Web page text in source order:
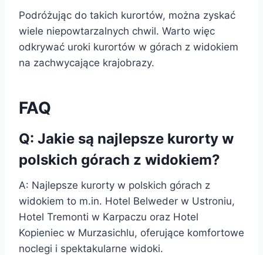
Podróżując do takich kurortów, można zyskać
wiele niepowtarzalnych chwil. Warto więc
odkrywać uroki kurortów w górach z widokiem
na zachwycające krajobrazy.
FAQ
Q: Jakie są najlepsze kurorty w
polskich górach z widokiem?
A: Najlepsze kurorty w polskich górach z
widokiem to m.in. Hotel Belweder w Ustroniu,
Hotel Tremonti w Karpaczu oraz Hotel
Kopieniec w Murzasichlu, oferujące komfortowe
noclegi i spektakularne widoki.